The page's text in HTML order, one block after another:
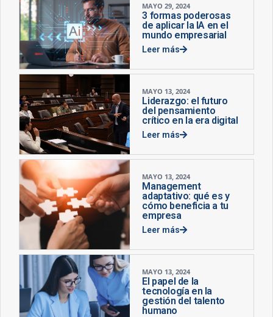
MAYO 29, 2024
3 formas poderosas
de aplicar la IA en el
mundo empresarial
Leer más
MAYO 13, 2024
Liderazgo: el futuro
del pensamiento
crítico en la era digital
Leer más
MAYO 13, 2024
Management
adaptativo: qué es y
cómo beneficia a tu
empresa
Leer más
MAYO 13, 2024
El papel de la
tecnología en la
gestión del talento
humano